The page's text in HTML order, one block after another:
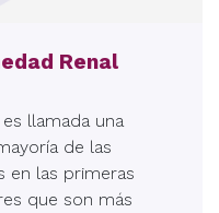
Renal
llamada una
de las
en las primeras
que son más